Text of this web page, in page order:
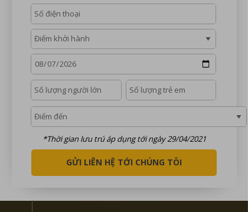
GỬI LIÊN HỆ TỚI CHÚNG TÔI
*Thời gian lưu trú áp dụng tới ngày 29/04/2021